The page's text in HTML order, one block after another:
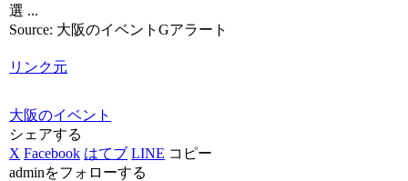
選 ...
Source: 大阪のイベントGアラート
リンク元
大阪のイベント
シェアする
X Facebook はてブ LINE コピー
adminをフォローする